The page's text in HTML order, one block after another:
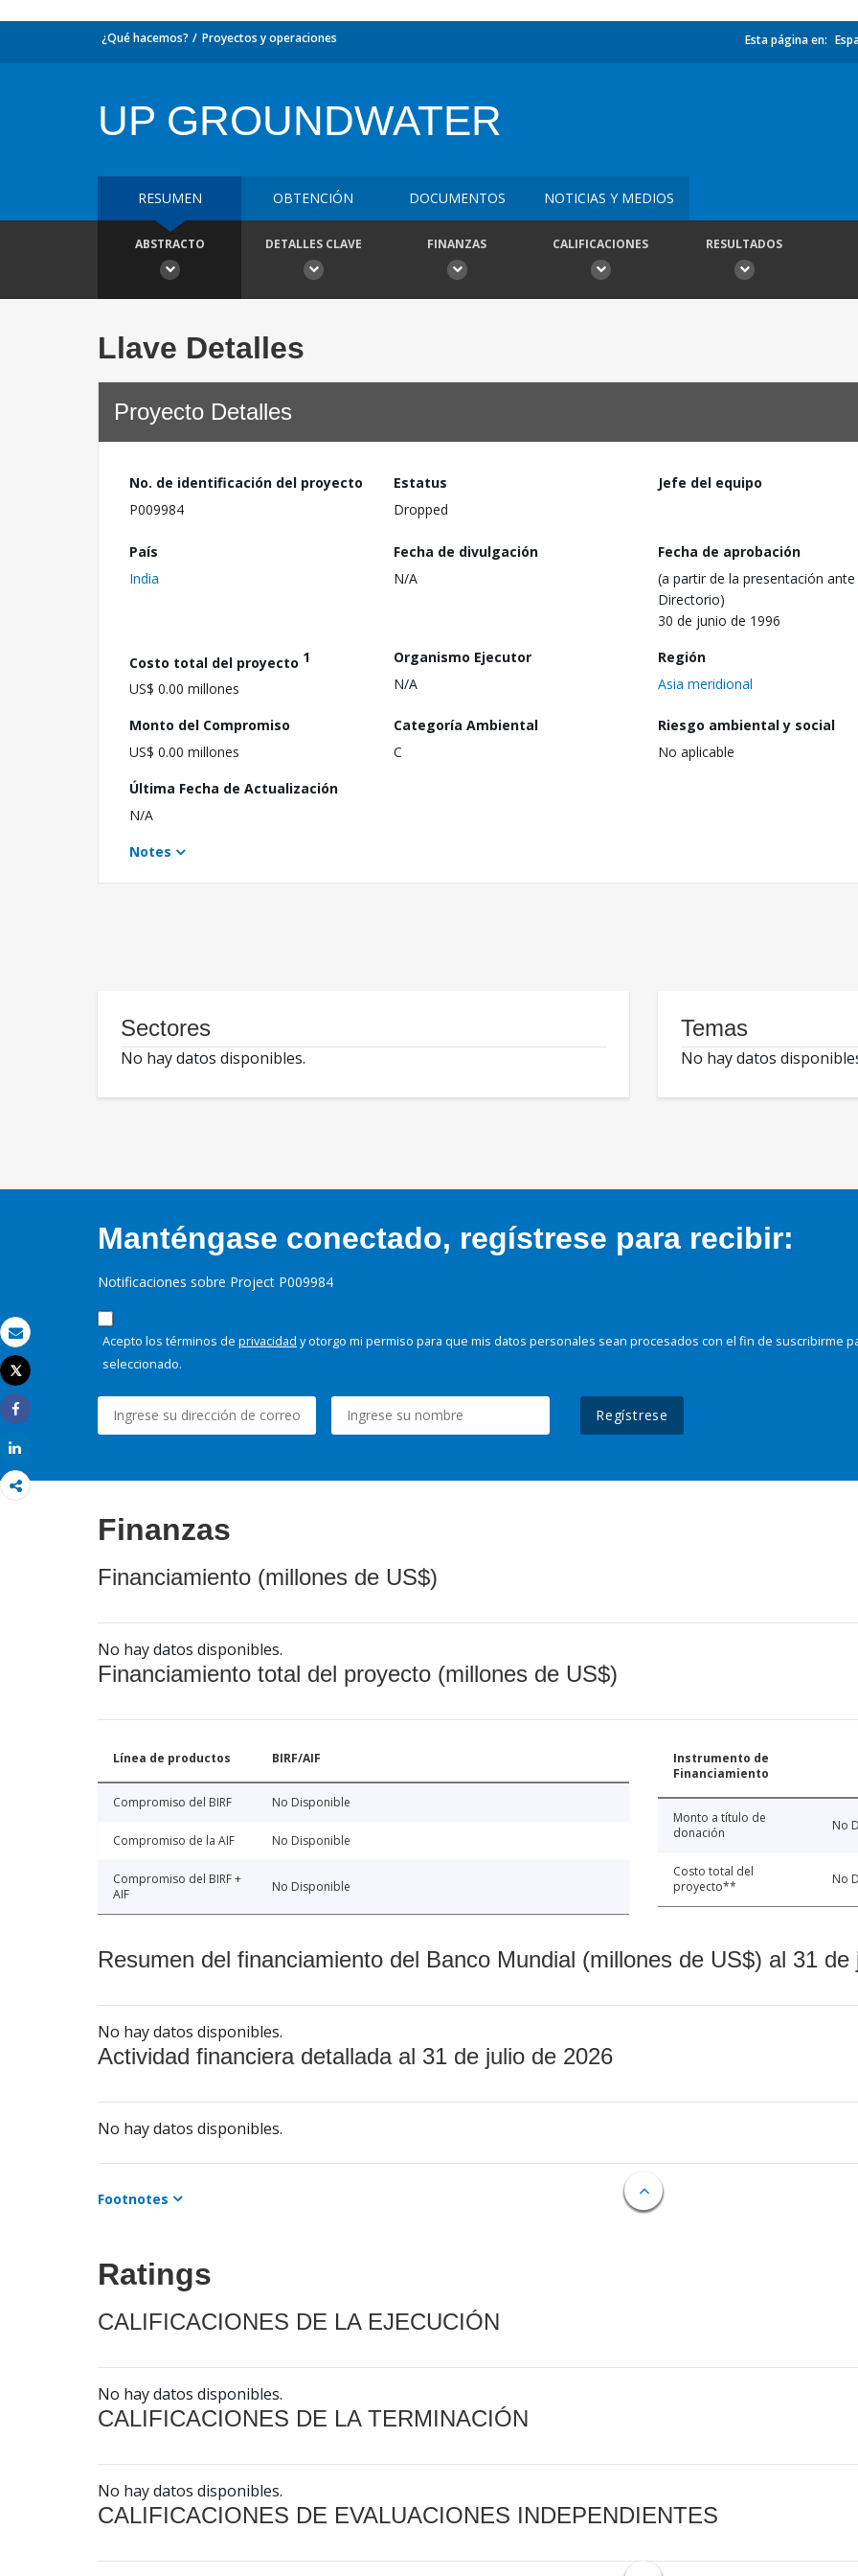
Correo electrónico
Imprimir
Tweet
Share
¿Qué hacemos? Proyectos y operaciones Esta página en:
UP GROUNDWATER
RESUMEN OBTENCIÓN DOCUMENTOS NOTICIAS Y MEDIOS
ABSTRACTO DETALLES CLAVE FINANZAS CALIFICACIONES RESULTADOS
Llave Detalles
Proyecto Detalles
No. de identificación del proyecto
P009984
Estatus
Dropped
Jefe del equipo
País
India
Fecha de divulgación
N/A
Fecha de aprobación
(a partir de la presentación ante
Directorio)
30 de junio de 1996
Costo total del proyecto 1
US$ 0.00 millones
Organismo Ejecutor
N/A
Región
Asia meridional
Monto del Compromiso
US$ 0.00 millones
Categoría Ambiental
C
Riesgo ambiental y social
No aplicable
Última Fecha de Actualización
N/A
Notes
Sectores
No hay datos disponibles.
Temas
No hay datos
Manténgase conectado, regístrese para recibir:
Notificaciones sobre Project P009984
Acepto los términos de privacidad y otorgo mi permiso para que mis datos personales sean procesados con el fin de suscribirme
seleccionado.
Regístrese
Finanzas
Financiamiento (millones de US$)
No hay datos disponibles.
Financiamiento total del proyecto (millones de US$)
Línea de productos BIRF/AIF
Compromiso del BIRF No Disponible
Compromiso de la AIF No Disponible
Compromiso del BIRF +
AIF
No Disponible
Instrumento de
Financiamiento
Monto a título de
donación
No
Costo total del
proyecto**
No
Resumen del financiamiento del Banco Mundial (millones de US$) al 31 de
No hay datos disponibles.
Actividad financiera detallada al 31 de julio de 2026
No hay datos disponibles.
Footnotes
Ratings
CALIFICACIONES DE LA EJECUCIÓN
No hay datos disponibles.
CALIFICACIONES DE LA TERMINACIÓN
No hay datos disponibles.
CALIFICACIONES DE EVALUACIONES INDEPENDIENTES